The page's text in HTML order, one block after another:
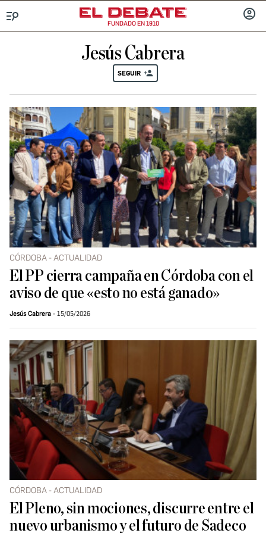
FUNDADO EN 1910
Jesús Cabrera
SEGUIR
CÓRDOBA - ACTUALIDAD
El PP cierra campaña en Córdoba con el
aviso de que «esto no está ganado»
Jesús Cabrera 15/05/2026
CÓRDOBA - ACTUALIDAD
El Pleno, sin mociones, discurre entre el
nuevo urbanismo y el futuro de Sadeco